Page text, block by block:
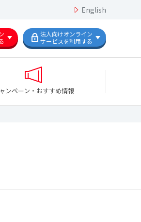
English
法人向けオンライン
サービスを利用する
ンペーン・おすすめ情報